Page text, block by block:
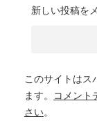
新しい投稿を
このサイトはス
ます。
コメント
さい。